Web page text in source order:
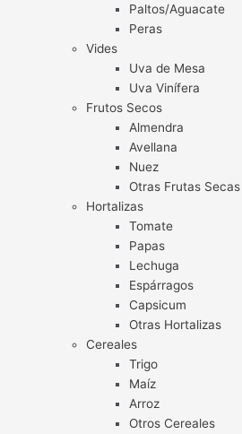
Paltos/Aguacate
Peras
Vides
Uva de Mesa
Uva Vinífera
Frutos Secos
Almendra
Avellana
Nuez
Otras Frutas Secas
Hortalizas
Tomate
Papas
Lechuga
Espárragos
Capsicum
Otras Hortalizas
Cereales
Trigo
Maíz
Arroz
Otros Cereales